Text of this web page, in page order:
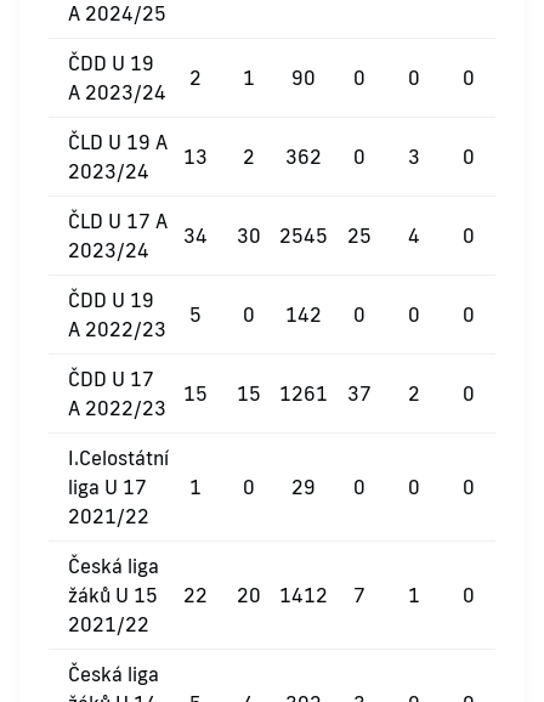
A 2024/25
ČDD U 19
A 2023/24
2 1 90 0 0 0
ČLD U 19 A
2023/24
13 2 362 0 3 0
ČLD U 17 A
2023/24
34 30 2545 25 4 0
ČDD U 19
A 2022/23
5 0 142 0 0 0
ČDD U 17
A 2022/23
15 15 1261 37 2 0
I.Celostátní
liga U 17
2021/22
1 0 29 0 0 0
Česká liga
žáků U 15
2021/22
22 20 1412 7 1 0
Česká liga